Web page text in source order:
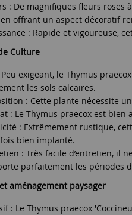
: De magnifiques fleurs
offrant un aspect décoratif
: Rapide et vigoureuse,
Culture
Peu exigeant, le Thymus
les sols calcaires.
: Cette plante nécessite
: Le Thymus praecox est
: Extrêmement rustique,
bien implanté.
: Très facile d’entretien, il
parfaitement les périodes
aménagement paysager
: Le Thymus praecox